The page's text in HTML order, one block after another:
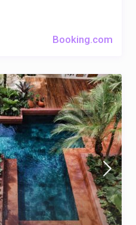
Booking.com